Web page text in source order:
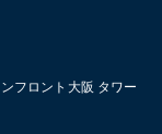
フロント大阪 タワー